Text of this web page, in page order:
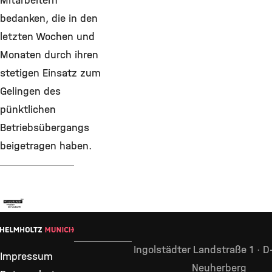
bedanken, die in den
letzten Wochen und
Monaten durch ihren
stetigen Einsatz zum
Gelingen des
pünktlichen
Betriebsübergangs
beigetragen haben.
Impressum
Ingolstädter Landstraße 1 ·
Neuherberg